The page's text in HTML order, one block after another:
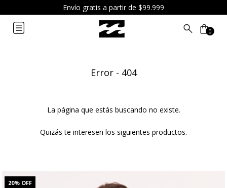
6 cuotas sin interés a partir de $119.999 0
Error - 404
La página que estás buscando no existe.
Quizás te interesen los siguientes productos.
20% OFF